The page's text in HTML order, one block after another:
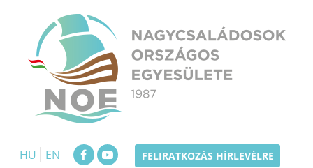
content
HU
EN FELIRATKOZÁS HÍRLEVÉLRE